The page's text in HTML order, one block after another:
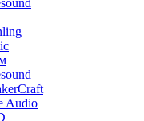
Audio